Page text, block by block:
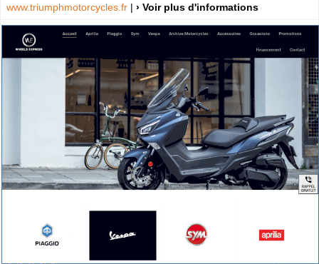
www.triumphmotorcycles.fr | › Voir plus d'informations